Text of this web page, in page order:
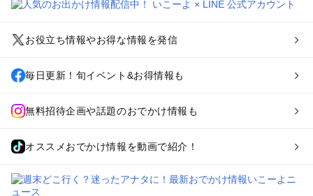
お役立ち情報やお得な情報を発信
毎日更新！旬イベント&お得情報も
無料招待企画や話題のおでかけ情報も
オススメおでかけ情報を動画で紹介！